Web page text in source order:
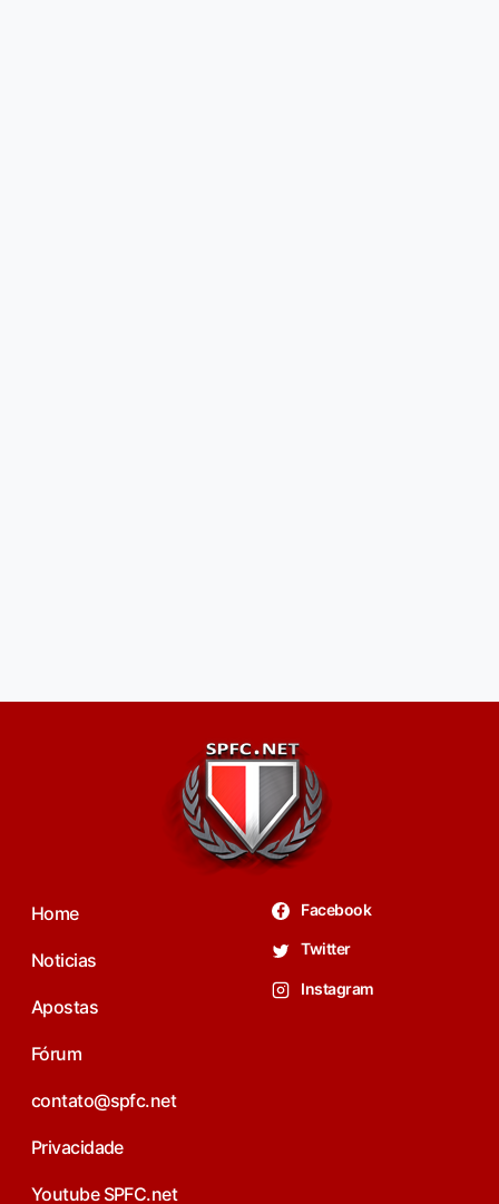
Home
Noticias
Apostas
Fórum
contato@spfc.net
Privacidade
Youtube SPFC.net
Facebook
Twitter
Instagram